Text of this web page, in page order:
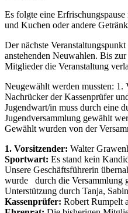
Es folgte eine
und Kuchen oder andere
Der nächste
anstehenden Neuwahlen. Bis
Mitglieder die Veranstaltung
Neugewählt werden mussten: 1.
Nachrücker der Kassenprüfer
Jugendwart/in muss durch eine
Jugendversammlung gewählt
Gewählt wurden von der
1. Vorsitzender: Walter
Sportwart: Es stand kein
Unsere Geschäftsführerin
wurde durch die Versammlung
Unterstützung durch Tanja,
Kassenprüfer: Robert Rumpelt